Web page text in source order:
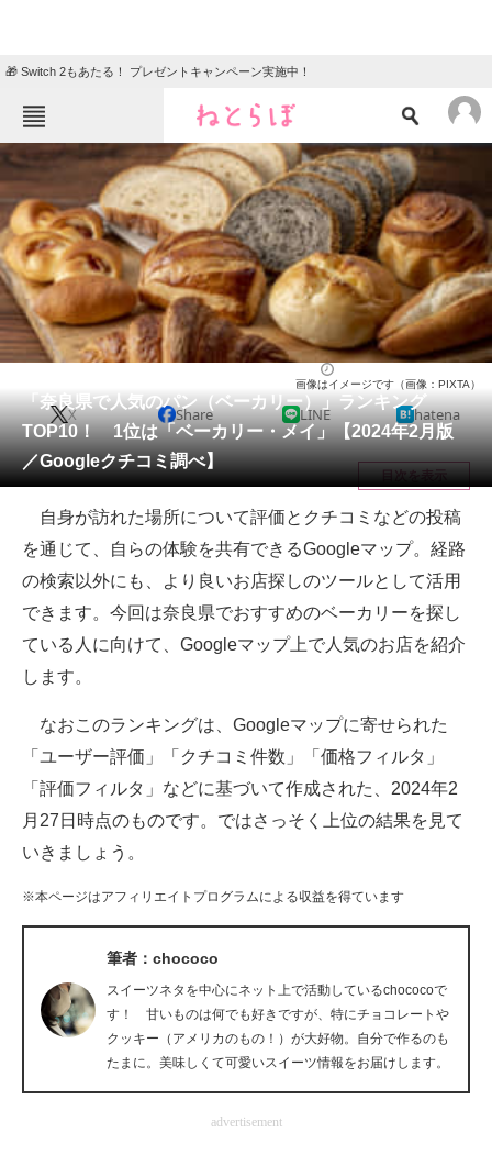
🎁 Switch 2もあたる！ プレゼントキャンペーン実施中！
ねとらぼメニュー
TOP ニュース
エンタメ クイズ
グルメ 地域
住まい 教育・育児
動物 リサーチ
会員記事
メディア
注目記事を集めた総合ページ
ITの今と未来を見通す
スマホと通信の最新トレンド
進化するPCとデバイスの未来
好きが集まる 比べて選べる
ビジネスと働き方のヒント
企業ITのトレンドを詳説
ITエンジニア向け専門サイト
企業向けIT製品の総合サイト
IT製品の技術・比較・事例
「奈良県で人気のパン（ベーカリー）」ランキング
TOP10！ 1位は「ベーカリー・メイ」【2024年2月版
／Googleクチコミ調べ】
画像はイメージです（画像：PIXTA）
X Share LINE hatena
目次を表示
自身が訪れた場所について評価とクチコミなどの投稿
を通じて、自らの体験を共有できるGoogleマップ。経路
の検索以外にも、より良いお店探しのツールとして活用
できます。今回は奈良県でおすすめのベーカリーを探し
ている人に向けて、Googleマップ上で人気のお店を紹介
します。
なおこのランキングは、Googleマップに寄せられた
「ユーザー評価」「クチコミ件数」「価格フィルタ」
「評価フィルタ」などに基づいて作成された、2024年2
月27日時点のものです。ではさっそく上位の結果を見て
いきましょう。
※本ページはアフィリエイトプログラムによる収益を得ています
筆者：chococo
スイーツネタを中心にネット上で活動しているchococoで
す！ 甘いものは何でも好きですが、特にチョコレートや
クッキー（アメリカのもの！）が大好物。自分で作るのも
たまに。美味しくて可愛いスイーツ情報をお届けします。
advertisement